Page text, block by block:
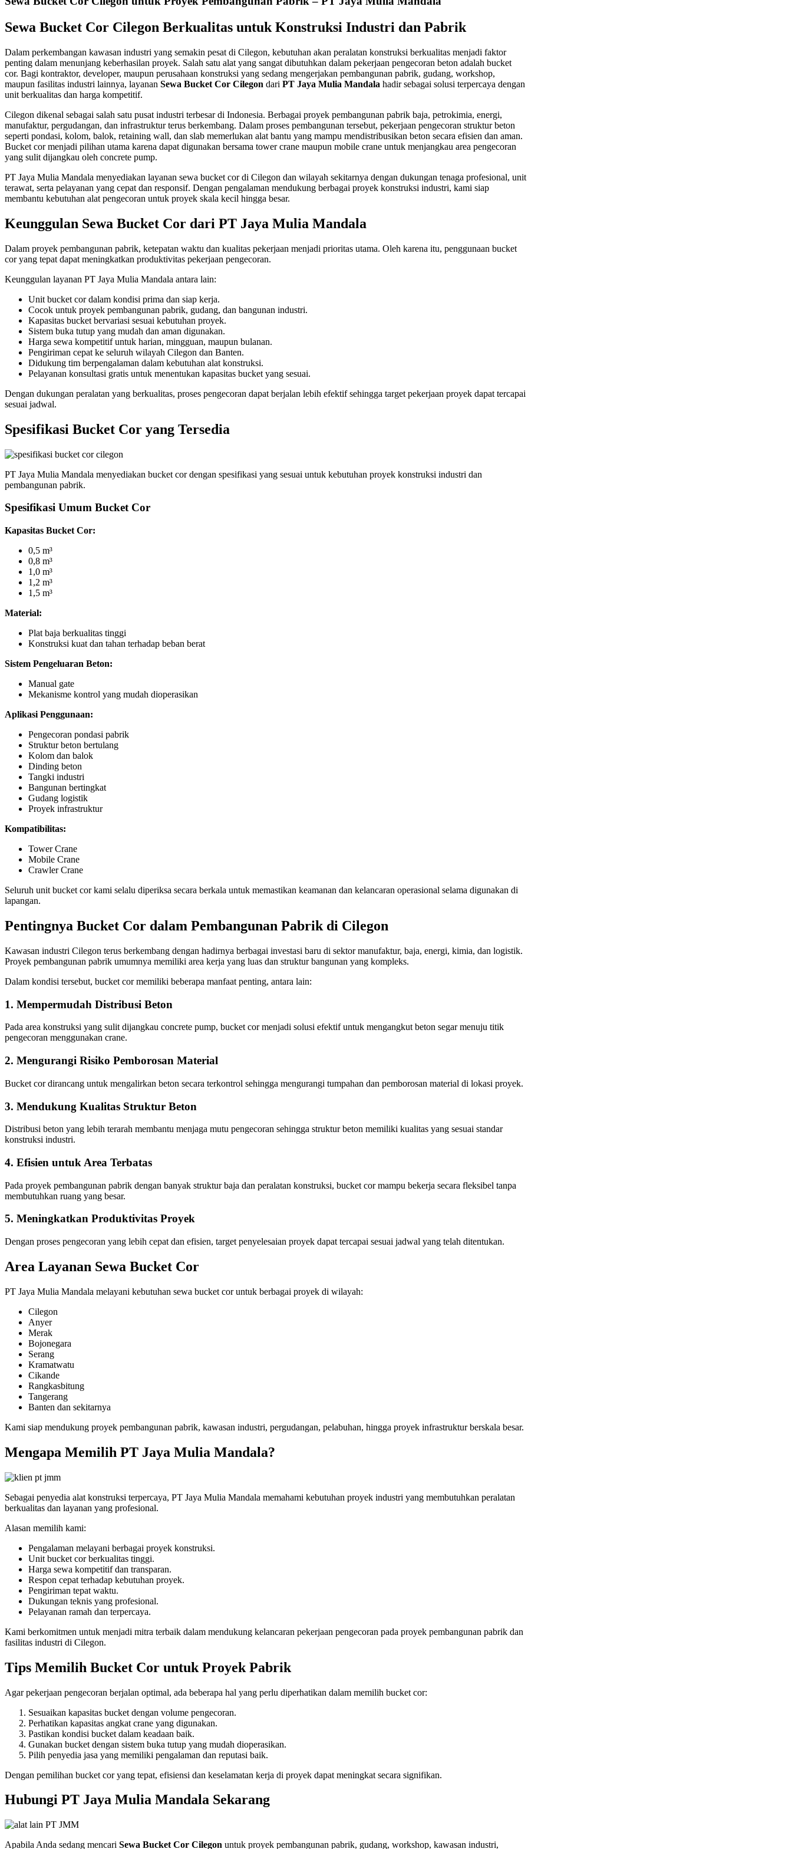
Sewa Bucket Cor Cilegon Berkualitas untuk Konstruksi Industri dan Pabrik
Dalam perkembangan kawasan industri yang semakin pesat di Cilegon, kebutuhan akan peralatan konstruksi berkualitas menjadi faktor
penting dalam menunjang keberhasilan proyek. Salah satu alat yang sangat dibutuhkan dalam pekerjaan pengecoran beton adalah bucket
cor. Bagi kontraktor, developer, maupun perusahaan konstruksi yang sedang mengerjakan pembangunan pabrik, gudang, workshop,
maupun fasilitas industri lainnya, layanan Sewa Bucket Cor Cilegon dari PT Jaya Mulia Mandala hadir sebagai solusi terpercaya dengan
unit berkualitas dan harga kompetitif.
Cilegon dikenal sebagai salah satu pusat industri terbesar di Indonesia. Berbagai proyek pembangunan pabrik baja, petrokimia, energi,
manufaktur, pergudangan, dan infrastruktur terus berkembang. Dalam proses pembangunan tersebut, pekerjaan pengecoran struktur beton
seperti pondasi, kolom, balok, retaining wall, dan slab memerlukan alat bantu yang mampu mendistribusikan beton secara efisien dan aman.
Bucket cor menjadi pilihan utama karena dapat digunakan bersama tower crane maupun mobile crane untuk menjangkau area pengecoran
yang sulit dijangkau oleh concrete pump.
PT Jaya Mulia Mandala menyediakan layanan sewa bucket cor di Cilegon dan wilayah sekitarnya dengan dukungan tenaga profesional, unit
terawat, serta pelayanan yang cepat dan responsif. Dengan pengalaman mendukung berbagai proyek konstruksi industri, kami siap
membantu kebutuhan alat pengecoran untuk proyek skala kecil hingga besar.
Keunggulan Sewa Bucket Cor dari PT Jaya Mulia Mandala
Dalam proyek pembangunan pabrik, ketepatan waktu dan kualitas pekerjaan menjadi prioritas utama. Oleh karena itu, penggunaan bucket
cor yang tepat dapat meningkatkan produktivitas pekerjaan pengecoran.
Keunggulan layanan PT Jaya Mulia Mandala antara lain:
Unit bucket cor dalam kondisi prima dan siap kerja.
Cocok untuk proyek pembangunan pabrik, gudang, dan bangunan industri.
Kapasitas bucket bervariasi sesuai kebutuhan proyek.
Sistem buka tutup yang mudah dan aman digunakan.
Harga sewa kompetitif untuk harian, mingguan, maupun bulanan.
Pengiriman cepat ke seluruh wilayah Cilegon dan Banten.
Didukung tim berpengalaman dalam kebutuhan alat konstruksi.
Pelayanan konsultasi gratis untuk menentukan kapasitas bucket yang sesuai.
Dengan dukungan peralatan yang berkualitas, proses pengecoran dapat berjalan lebih efektif sehingga target pekerjaan proyek dapat tercapai
sesuai jadwal.
Spesifikasi Bucket Cor yang Tersedia
PT Jaya Mulia Mandala menyediakan bucket cor dengan spesifikasi yang sesuai untuk kebutuhan proyek konstruksi industri dan
pembangunan pabrik.
Spesifikasi Umum Bucket Cor
Kapasitas Bucket Cor:
0,5 m³
0,8 m³
1,0 m³
1,2 m³
1,5 m³
Material:
Plat baja berkualitas tinggi
Konstruksi kuat dan tahan terhadap beban berat
Sistem Pengeluaran Beton:
Manual gate
Mekanisme kontrol yang mudah dioperasikan
Aplikasi Penggunaan:
Pengecoran pondasi pabrik
Struktur beton bertulang
Kolom dan balok
Dinding beton
Tangki industri
Bangunan bertingkat
Gudang logistik
Proyek infrastruktur
Kompatibilitas:
Tower Crane
Mobile Crane
Crawler Crane
Seluruh unit bucket cor kami selalu diperiksa secara berkala untuk memastikan keamanan dan kelancaran operasional selama digunakan di
lapangan.
Pentingnya Bucket Cor dalam Pembangunan Pabrik di Cilegon
Kawasan industri Cilegon terus berkembang dengan hadirnya berbagai investasi baru di sektor manufaktur, baja, energi, kimia, dan logistik.
Proyek pembangunan pabrik umumnya memiliki area kerja yang luas dan struktur bangunan yang kompleks.
Dalam kondisi tersebut, bucket cor memiliki beberapa manfaat penting, antara lain:
1. Mempermudah Distribusi Beton
Pada area konstruksi yang sulit dijangkau concrete pump, bucket cor menjadi solusi efektif untuk mengangkut beton segar menuju titik
pengecoran menggunakan crane.
2. Mengurangi Risiko Pemborosan Material
Bucket cor dirancang untuk mengalirkan beton secara terkontrol sehingga mengurangi tumpahan dan pemborosan material di lokasi proyek.
3. Mendukung Kualitas Struktur Beton
Distribusi beton yang lebih terarah membantu menjaga mutu pengecoran sehingga struktur beton memiliki kualitas yang sesuai standar
konstruksi industri.
4. Efisien untuk Area Terbatas
Pada proyek pembangunan pabrik dengan banyak struktur baja dan peralatan konstruksi, bucket cor mampu bekerja secara fleksibel tanpa
membutuhkan ruang yang besar.
5. Meningkatkan Produktivitas Proyek
Dengan proses pengecoran yang lebih cepat dan efisien, target penyelesaian proyek dapat tercapai sesuai jadwal yang telah ditentukan.
Area Layanan Sewa Bucket Cor
PT Jaya Mulia Mandala melayani kebutuhan sewa bucket cor untuk berbagai proyek di wilayah:
Cilegon
Anyer
Merak
Bojonegara
Serang
Kramatwatu
Cikande
Rangkasbitung
Tangerang
Banten dan sekitarnya
Kami siap mendukung proyek pembangunan pabrik, kawasan industri, pergudangan, pelabuhan, hingga proyek infrastruktur berskala besar.
Mengapa Memilih PT Jaya Mulia Mandala?
Sebagai penyedia alat konstruksi terpercaya, PT Jaya Mulia Mandala memahami kebutuhan proyek industri yang membutuhkan peralatan
berkualitas dan layanan yang profesional.
Alasan memilih kami:
Pengalaman melayani berbagai proyek konstruksi.
Unit bucket cor berkualitas tinggi.
Harga sewa kompetitif dan transparan.
Respon cepat terhadap kebutuhan proyek.
Pengiriman tepat waktu.
Dukungan teknis yang profesional.
Pelayanan ramah dan terpercaya.
Kami berkomitmen untuk menjadi mitra terbaik dalam mendukung kelancaran pekerjaan pengecoran pada proyek pembangunan pabrik dan
fasilitas industri di Cilegon.
Tips Memilih Bucket Cor untuk Proyek Pabrik
Agar pekerjaan pengecoran berjalan optimal, ada beberapa hal yang perlu diperhatikan dalam memilih bucket cor:
Sesuaikan kapasitas bucket dengan volume pengecoran.
Perhatikan kapasitas angkat crane yang digunakan.
Pastikan kondisi bucket dalam keadaan baik.
Gunakan bucket dengan sistem buka tutup yang mudah dioperasikan.
Pilih penyedia jasa yang memiliki pengalaman dan reputasi baik.
Dengan pemilihan bucket cor yang tepat, efisiensi dan keselamatan kerja di proyek dapat meningkat secara signifikan.
Hubungi PT Jaya Mulia Mandala Sekarang
Apabila Anda sedang mencari Sewa Bucket Cor Cilegon untuk proyek pembangunan pabrik, gudang, workshop, kawasan industri,